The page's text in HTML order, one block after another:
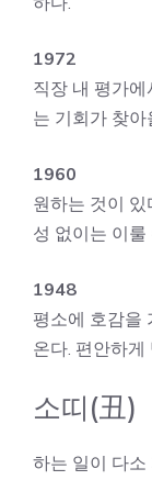
1972
직장 내 평가
는 기회가 찾아
1960
원하는 것이
성 없이는 이룰
1948
평소에 호감을
온다. 편안하게
소띠(丑)
하는 일이 다